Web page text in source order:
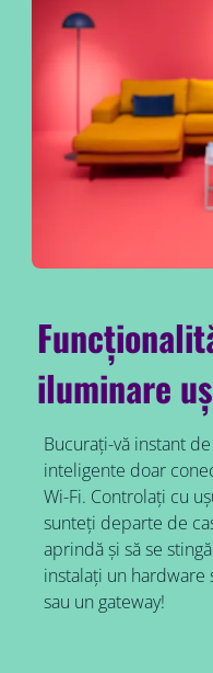
iluminare
Bucurați-vă instant
inteligente doar
Wi-Fi. Controlați cu
sunteți departe de
aprindă și să se
instalați un
sau un gateway!